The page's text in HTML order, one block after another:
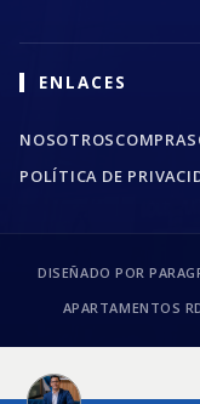
ENLACES
NOSOTROSCOMPRA
POLÍTICA DE
DISEÑADO POR
APARTAMENTOS